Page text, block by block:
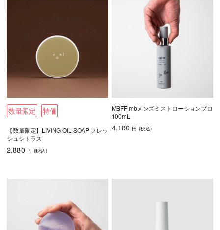
数量限定 特価
【数量限定】LIVING-OIL SOAP フレッ
シュシトラス
2,880 円 (税込)
MBFF mbメンズミストローションプロ
100mL
4,180 円 (税込)